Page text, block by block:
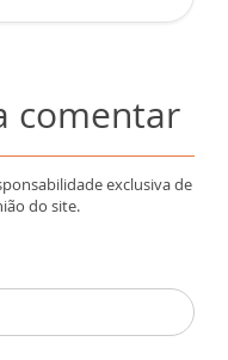
comentar
exclusiva de
do site.